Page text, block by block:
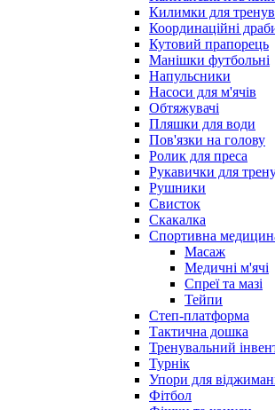
Килимки для
Координаційні
Кутовий прапорець
Манішки футбольні
Напульсники
Насоси для м'ячів
Обтяжувачі
Пляшки для води
Пов'язки на голову
Ролик для преса
Рукавички для
Рушники
Свисток
Скакалка
Спортивна
Масаж
Медичні м'ячі
Спреї та мазі
Тейпи
Степ-платформа
Тактична дошка
Тренувальний
Турнік
Упори для
Фітбол